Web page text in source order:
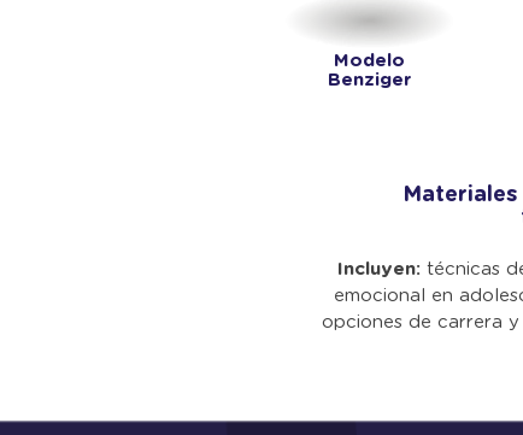
Modelo
Benziger
Incluyen: técnicas
emocional en
opciones de carrera